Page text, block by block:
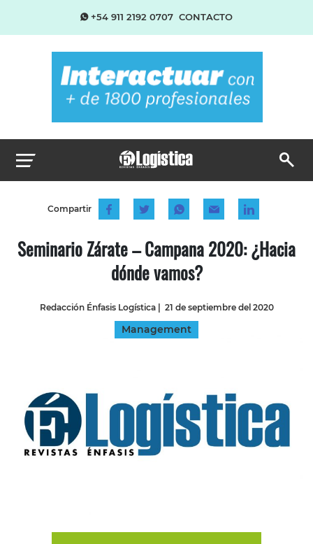
+54 911 2192 0707 CONTACTO
Compartir
Seminario Zárate – Campana 2020: ¿Hacia
dónde vamos?
Redacción Énfasis Logística| 21 de septiembre del 2020
Management